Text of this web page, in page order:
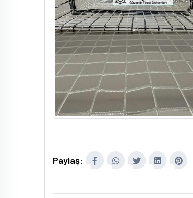
Paylaş: